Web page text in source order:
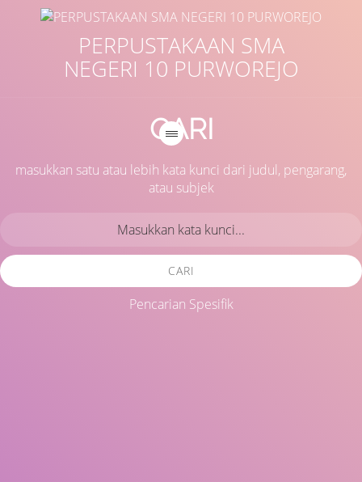
PERPUSTAKAAN SMA
NEGERI 10 PURWOREJO
CARI
masukkan satu atau lebih kata kunci dari judul, pengarang,
atau subjek
CARI
Pencarian Spesifik